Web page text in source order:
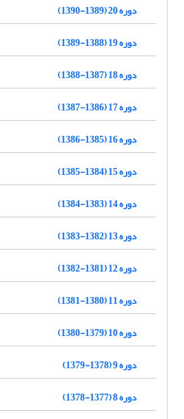
دوره 20 (1389-1390)
دوره 19 (1388-1389)
دوره 18 (1387-1388)
دوره 17 (1386-1387)
دوره 16 (1385-1386)
دوره 15 (1384-1385)
دوره 14 (1383-1384)
دوره 13 (1382-1383)
دوره 12 (1381-1382)
دوره 11 (1380-1381)
دوره 10 (1379-1380)
دوره 9 (1378-1379)
دوره 8 (1377-1378)